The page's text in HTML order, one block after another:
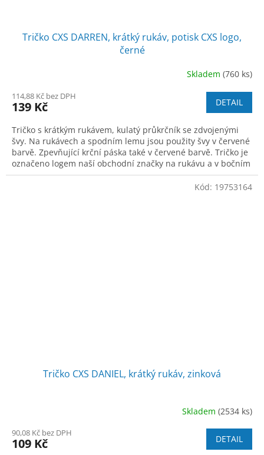
Tričko CXS DARREN, krátký rukáv, potisk CXS logo,
černé
Skladem (760 ks)
114,88 Kč bez DPH
139 Kč DETAIL
Tričko s krátkým rukávem, kulatý průkrčník se zdvojenými
švy. Na rukávech a spodním lemu jsou použity švy v červené
barvě. Zpevňující krční páska také v červené barvě. Tričko je
označeno logem naší obchodní značky na rukávu a v bočním
švu všitým štít
Tričko CXS DANIEL, krátký rukáv, zinková
Skladem (2534 ks)
90,08 Kč bez DPH
109 Kč DETAIL
Kód: 19753164